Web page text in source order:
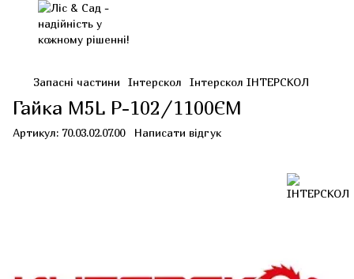
Запасні частини Інтерскол Інтерскол ІНТЕРСКОЛ
Гайка М5L Р-102/1100ЄМ
Артикул: 70.03.02.07.00 Написати відгук